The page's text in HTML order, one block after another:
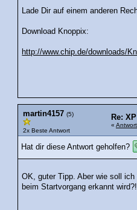
Lade Dir auf einem anderen
Download Knoppix:
http://www.chip.de/downloads/
martin4157 (5)
2x Beste Antwort
Re:
«
Hat dir diese Antwort geholfen?
OK, guter Tipp. Aber wie soll
beim Startvorgang erkannt wird?!